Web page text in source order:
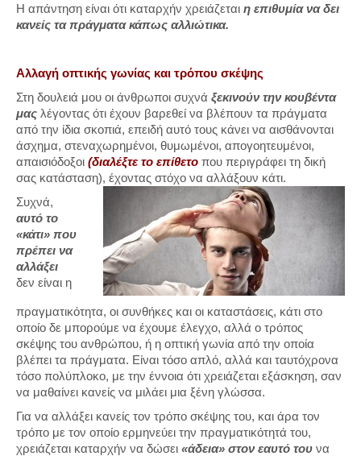
Η απάντηση είναι ότι καταρχήν χρειάζεται η επιθυμία να δει
κανείς τα πράγματα κάπως αλλιώτικα.
Αλλαγή οπτικής γωνίας και τρόπου σκέψης
Στη δουλειά μου οι άνθρωποι συχνά ξεκινούν την κουβέντα
μας λέγοντας ότι έχουν βαρεθεί να βλέπουν τα πράγματα
από την ίδια σκοπιά, επειδή αυτό τους κάνει να αισθάνονται
άσχημα, στεναχωρημένοι, θυμωμένοι, απογοητευμένοι,
απαισιόδοξοι (διαλέξτε το επίθετο που περιγράφει τη δική
σας κατάσταση), έχοντας στόχο να αλλάξουν κάτι.
Συχνά,
αυτό το
«κάτι» που
πρέπει να
αλλάξει
δεν είναι η
πραγματικότητα, οι συνθήκες και οι καταστάσεις, κάτι στο
οποίο δε μπορούμε να έχουμε έλεγχο, αλλά ο τρόπος
σκέψης του ανθρώπου, ή η οπτική γωνία από την οποία
βλέπει τα πράγματα. Είναι τόσο απλό, αλλά και ταυτόχρονα
τόσο πολύπλοκο, με την έννοια ότι χρειάζεται εξάσκηση, σαν
να μαθαίνει κανείς να μιλάει μια ξένη γλώσσα.
Για να αλλάξει κανείς τον τρόπο σκέψης του, και άρα τον
τρόπο με τον οποίο ερμηνεύει την πραγματικότητά του,
χρειάζεται καταρχήν να δώσει «άδεια» στον εαυτό του να